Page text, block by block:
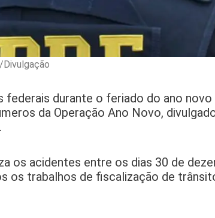
Divulgação
federais durante o feriado do ano
da Operação Ano Novo,
os acidentes entre os dias 30 de
os trabalhos de fiscalização de